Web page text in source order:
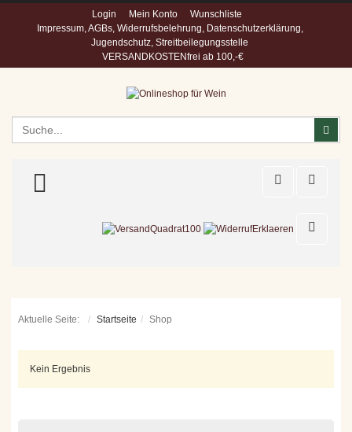
Login Mein Konto
Wunschliste
Impressum, AGBs, Widerrufsbelehrung, Datenschutzerklärung,
Jugendschutz, Streitbeilegungsstelle
VERSANDKOSTENfrei ab 100,-€
TOGGLE MENU
Aktuelle Seite: Startseite Shop
Kein Ergebnis